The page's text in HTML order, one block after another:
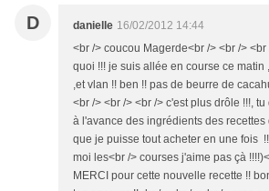
D danielle 16/02/2012 14:44
<br /> coucou Magerde<br /> <br />
quoi !!! je suis allée en course ce matin
,et vlan !! ben !! pas de beurre de
<br /> <br /> <br /> c'est plus drôle !!!,
à l'avance des ingrédients des
que je puisse tout acheter en une fois
moi les<br /> courses j'aime pas çà
MERCI pour cette nouvelle recette !!